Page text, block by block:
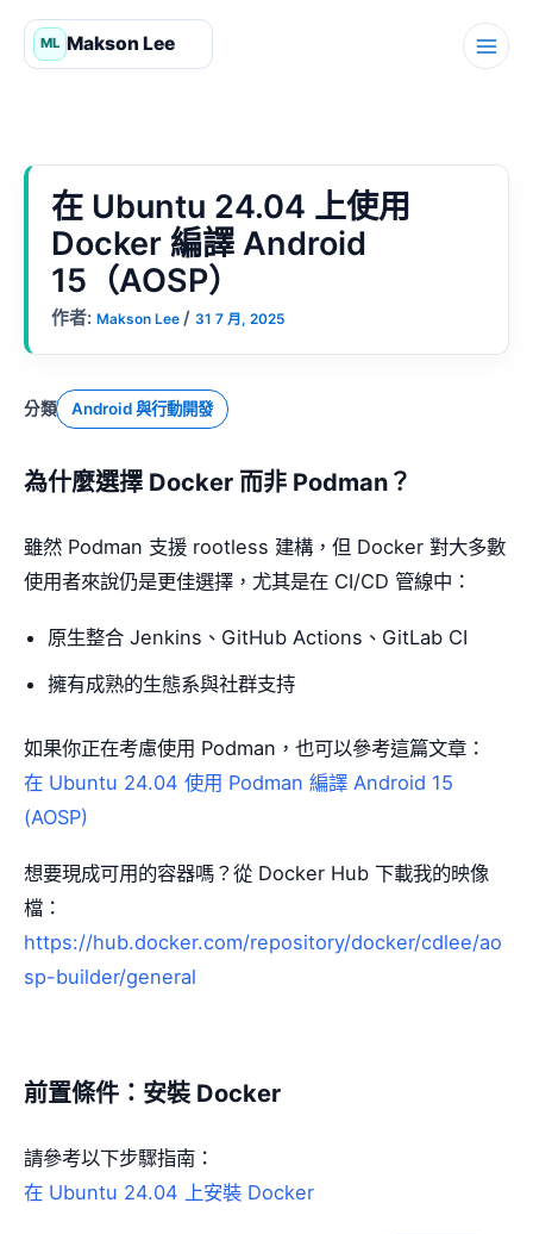
在 Ubuntu 24.04 上使用
Docker 編譯 Android
15（AOSP）
作者: Makson Lee / 31 7 月, 2025
分類 Android 與行動開發
為什麼選擇 Docker 而非 Podman？
雖然 Podman 支援 rootless 建構，但 Docker 對大多數
使用者來說仍是更佳選擇，尤其是在 CI/CD 管線中：
原生整合 Jenkins、GitHub Actions、GitLab CI
擁有成熟的生態系與社群支持
如果你正在考慮使用 Podman，也可以參考這篇文章：
在 Ubuntu 24.04 使用 Podman 編譯 Android 15
(AOSP)
想要現成可用的容器嗎？從 Docker Hub 下載我的映像
檔：
https://hub.docker.com/repository/docker/cdlee/ao
sp-builder/general
前置條件：安裝 Docker
請參考以下步驟指南：
在 Ubuntu 24.04 上安裝 Docker